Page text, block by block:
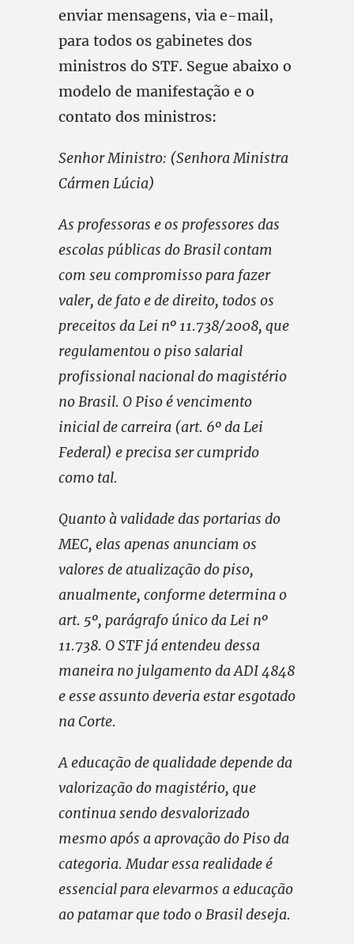
enviar mensagens, via e-mail,
para todos os gabinetes dos
ministros do STF. Segue abaixo o
modelo de manifestação e o
contato dos ministros:
Senhor Ministro: (Senhora Ministra
Cármen Lúcia)
As professoras e os professores das
escolas públicas do Brasil contam
com seu compromisso para fazer
valer, de fato e de direito, todos os
preceitos da Lei nº 11.738/2008, que
regulamentou o piso salarial
profissional nacional do magistério
no Brasil. O Piso é vencimento
inicial de carreira (art. 6º da Lei
Federal) e precisa ser cumprido
como tal.
Quanto à validade das portarias do
MEC, elas apenas anunciam os
valores de atualização do piso,
anualmente, conforme determina o
art. 5º, parágrafo único da Lei nº
11.738. O STF já entendeu dessa
maneira no julgamento da ADI 4848
e esse assunto deveria estar esgotado
na Corte.
A educação de qualidade depende da
valorização do magistério, que
continua sendo desvalorizado
mesmo após a aprovação do Piso da
categoria. Mudar essa realidade é
essencial para elevarmos a educação
ao patamar que todo o Brasil deseja.